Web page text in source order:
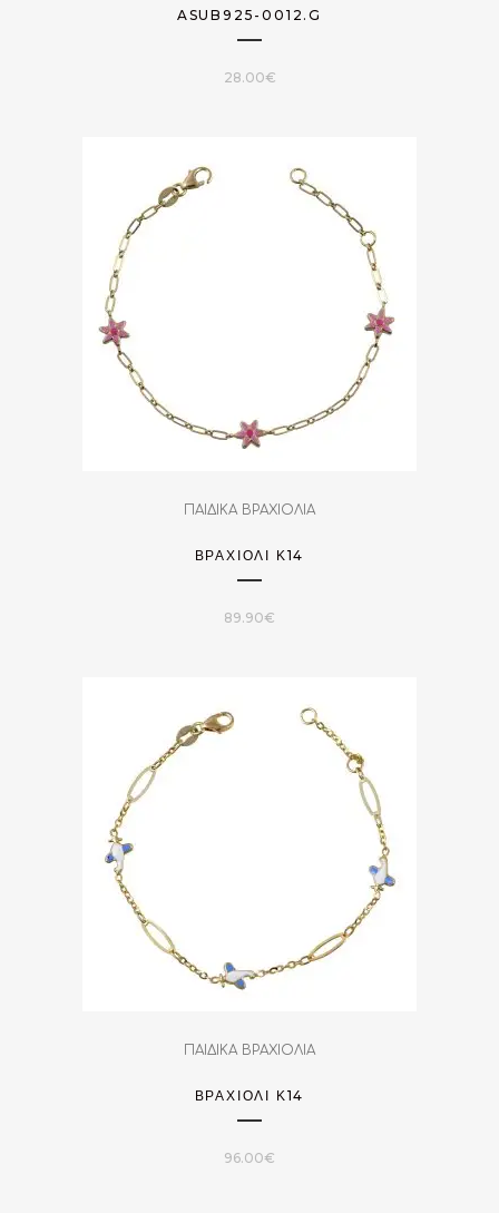
ASUB925-0012.G
28.00€
ΠΑΙΔΙΚΑ ΒΡΑΧΙΟΛΙΑ
ΒΡΑΧΙΌΛΙ Κ14
89.90€
ΠΑΙΔΙΚΑ ΒΡΑΧΙΟΛΙΑ
ΒΡΑΧΙΌΛΙ Κ14
96.00€